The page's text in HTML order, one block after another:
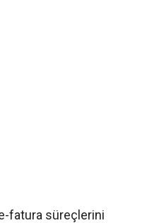
fatura süreçlerini